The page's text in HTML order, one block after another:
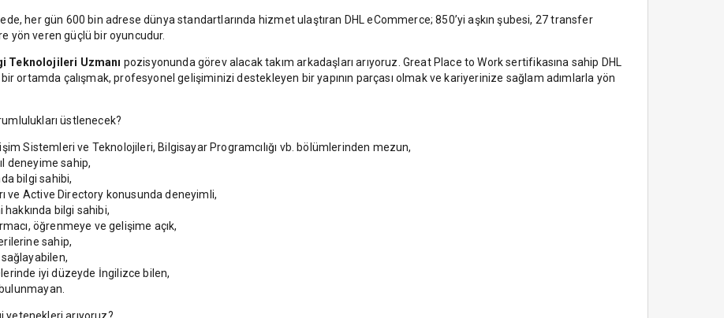
her gün 600 bin adrese dünya standartlarında hizmet ulaştıran DHL eCommerce; 850’yi aşkın şubesi, 27 transfer
yön veren güçlü bir oyuncudur.
Teknolojileri Uzmanı pozisyonunda görev alacak takım arkadaşları arıyoruz. Great Place to Work sertifikasına sahip DHL
ortamda çalışmak, profesyonel gelişiminizi destekleyen bir yapının parçası olmak ve kariyerinize sağlam adımlarla yön
üstlenecek?
Sistemleri ve Teknolojileri, Bilgisayar Programcılığı vb. bölümlerinden mezun,
deneyime sahip,
bilgi sahibi,
ve Active Directory konusunda deneyimli,
bilgi sahibi,
öğrenmeye ve gelişime açık,
sahip,
iyi düzeyde İngilizce bilen,